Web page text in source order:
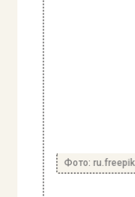
Фото: